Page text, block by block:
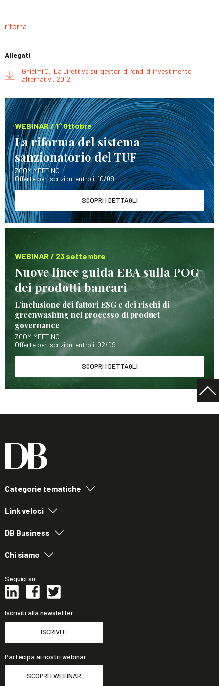
ritorna
Allegati
Ghielmi C., La Direttiva sui gestori di fondi di investimento
alternativi, 2012
WEBINAR / 1° Ottobre
La riforma del sistema
sanzionatorio del TUF
ZOOM MEETING
Offerte per iscrizioni entro il 10/09
SCOPRI I DETTAGLI
WEBINAR / 23 settembre
Nuove linee guida EBA sulla POG
dei prodotti bancari
L’inclusione dei fattori ESG e dei rischi di
greenwashing nel processo di product
governance
ZOOM MEETING
Offerte per iscrizioni entro il 02/09
SCOPRI I DETTAGLI
Categorie tematiche
Link veloci
DB Business
Chi siamo
Seguici su
Iscriviti alla newsletter
ISCRIVITI
Partecipa ai nostri webinar
SCOPRI I WEBINAR